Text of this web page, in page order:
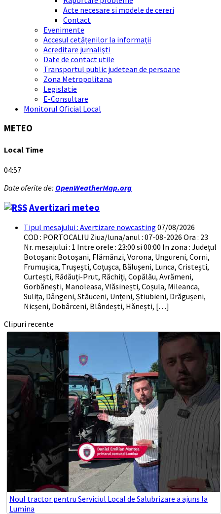
Acte necesare si modele de cereri
Contact
Evenimente
Accesul cetățenilor la informații
Acreditare jurnaliști
Date de contact utile
Transportul public judetean de persoane
Zona Metropolitana
Legislatie
E-Consultare
Monitorul Oficial Local
METEO
Local Time
04:57
Date oferite de: OpenWeatherMap.org
Avertizari meteo
Tipul mesajului : Avertizare nowcasting 07/08/2026
COD : PORTOCALIU Ziua/luna/anul : 07-08-2026 Ora : 23
Nr. mesajului : 1 Intre orele : 23:00 si 00:00 In zona : Județul
Botoşani: Botoșani, Flămânzi, Vorona, Ungureni, Corni,
Frumușica, Trușești, Coțușca, Bălușeni, Lunca, Cristești,
Curtești, Rădăuți-Prut, Răchiți, Copălău, Avrămeni,
Gorbănești, Manoleasa, Vlăsinești, Coșula, Mileanca,
Sulița, Dângeni, Stăuceni, Unțeni, Știubieni, Drăgușeni,
Nicșeni, Dobârceni, Blândești, Hănești, […]
Clipuri recente
Noul tractor pentru Serviciul Local de Salubrizare a ajuns la
Lumina